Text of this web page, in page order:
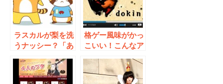
ラスカルが梨を洗
うナッシー？「あ
ル」×「ふなっし
ー」コラボ決定
格ゲー風味がかっ
こいい！こんなア
る?